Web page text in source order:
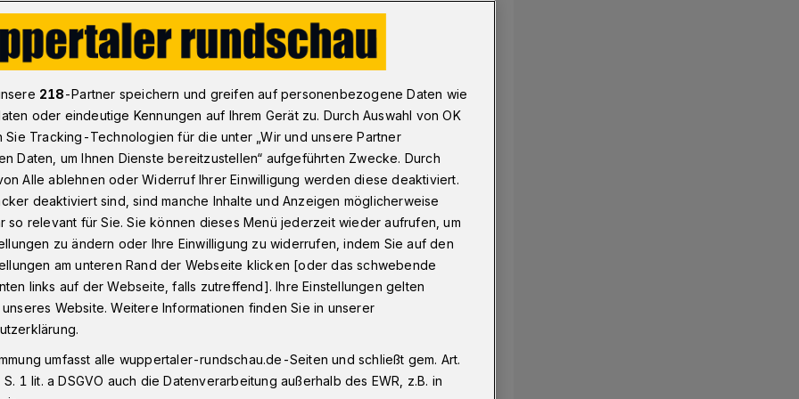
kann Tafel nicht mehr helfen
Diakonie kann
helfen
kündigt an, ihre Unterstützung
der Wuppertaler Tafel Ende März 2025
die massiven Kürzungen des
Stellungnahme im Wortlaut.
218-Partner speichern und greifen auf personenbezogene Daten wie
oder eindeutige Kennungen auf Ihrem Gerät zu. Durch Auswahl von OK
Sie Tracking-Technologien für die unter „Wir und unsere Partner
Daten, um Ihnen Dienste bereitzustellen“ aufgeführten Zwecke. Durch
Alle ablehnen oder Widerruf Ihrer Einwilligung werden diese deaktiviert.
deaktiviert sind, sind manche Inhalte und Anzeigen möglicherweise
so relevant für Sie. Sie können dieses Menü jederzeit wieder aufrufen, um
zu ändern oder Ihre Einwilligung zu widerrufen, indem Sie auf den
am unteren Rand der Webseite klicken [oder das schwebende
links auf der Webseite, falls zutreffend]. Ihre Einstellungen gelten
Website. Weitere Informationen finden Sie in unserer
umfasst alle wuppertaler-rundschau.de-Seiten und schließt gem. Art.
1 lit. a DSGVO auch die Datenverarbeitung außerhalb des EWR, z.B. in